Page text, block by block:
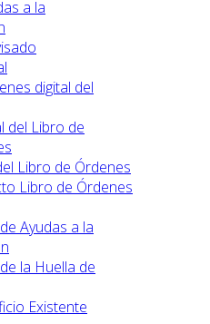
a la
digital del
del Libro de
Libro de Órdenes
Libro de Órdenes
Ayudas a la
la Huella de
Existente